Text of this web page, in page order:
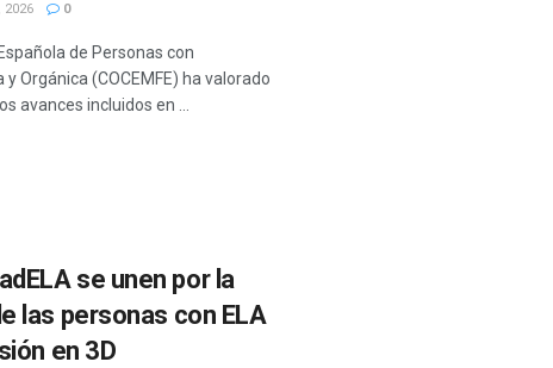
2026 0
de Personas con
y Orgánica (COCEMFE) ha valorado
avances incluidos en ...
se unen por la
las personas con ELA
en 3D